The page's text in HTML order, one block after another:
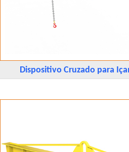
Dispositivo Cruzado para